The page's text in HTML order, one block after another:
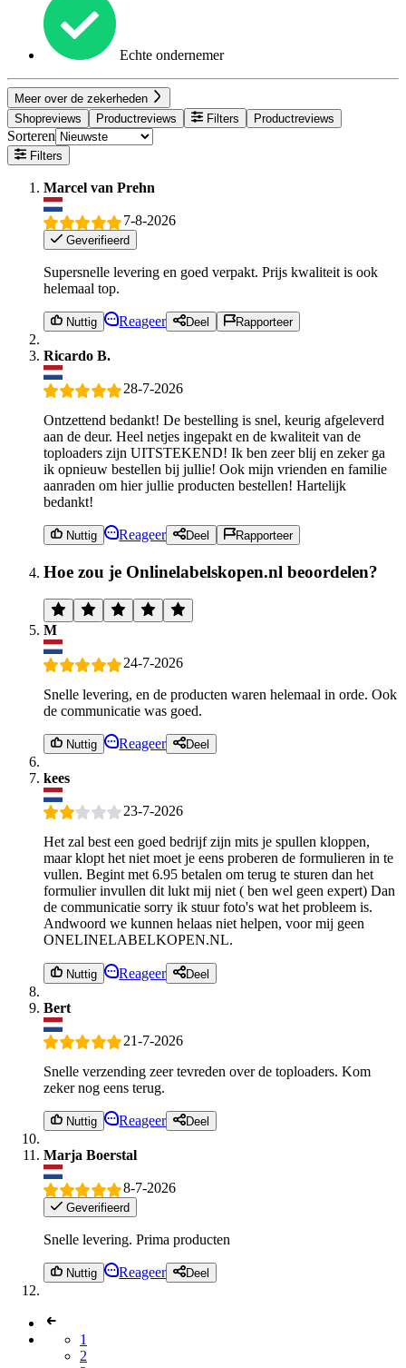
Echte ondernemer
Meer over de zekerheden
Shopreviews
Productreviews Filters Productreviews
Sorteren
Filters
Marcel van Prehn
7-8-2026
Geverifieerd
Supersnelle levering en goed verpakt. Prijs kwaliteit is ook
helemaal top.
Nuttig Reageer Deel Rapporteer
Ricardo B.
28-7-2026
Ontzettend bedankt! De bestelling is snel, keurig afgeleverd
aan de deur. Heel netjes ingepakt en de kwaliteit van de
toploaders zijn UITSTEKEND! Ik ben zeer blij en zeker ga
ik opnieuw bestellen bij jullie! Ook mijn vrienden en familie
aanraden om hier jullie producten bestellen! Hartelijk
bedankt!
Nuttig Reageer Deel Rapporteer
Hoe zou je Onlinelabelskopen.nl beoordelen?
M
24-7-2026
Snelle levering, en de producten waren helemaal in orde. Ook
de communicatie was goed.
Nuttig Reageer Deel
kees
23-7-2026
Het zal best een goed bedrijf zijn mits je spullen kloppen,
maar klopt het niet moet je eens proberen de formulieren in te
vullen. Begint met 6.95 betalen om terug te sturen dan het
formulier invullen dit lukt mij niet ( ben wel geen expert) Dan
de communicatie sorry ik stuur foto's wat het probleem is.
Andwoord we kunnen helaas niet helpen, voor mij geen
ONELINELABELKOPEN.NL.
Nuttig Reageer Deel
Bert
21-7-2026
Snelle verzending zeer tevreden over de toploaders. Kom
zeker nog eens terug.
Nuttig Reageer Deel
Marja Boerstal
8-7-2026
Geverifieerd
Snelle levering. Prima producten
Nuttig Reageer Deel
1
2